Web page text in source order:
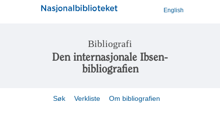
English
Bibliografi
Den internasjonale Ibsen-
bibliografien
Søk Verkliste Om bibliografien